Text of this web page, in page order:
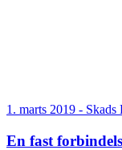
1. marts 2019 - Skads
En fast